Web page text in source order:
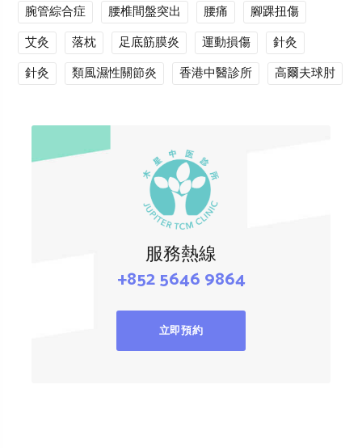
腕管綜合症
腰椎間盤突出 腰痛
腳踝扭傷
艾灸
落枕 足底筋膜炎 運動損傷
針灸
針灸
類風濕性關節炎 香港中醫診所 高爾夫球肘
服務熱線
+852 5646 9864
立即預約